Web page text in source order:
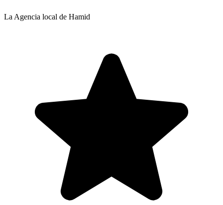
La Agencia local de Hamid